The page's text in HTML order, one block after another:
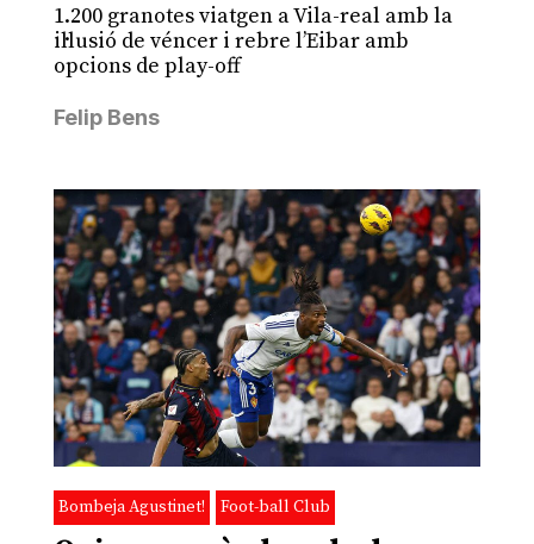
1.200 granotes viatgen a Vila-real amb la
il·lusió de véncer i rebre l’Eibar amb
opcions de play-off
Felip Bens
Bombeja Agustinet! Foot-ball Club